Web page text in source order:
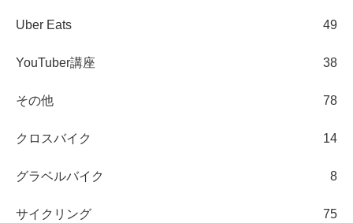
Uber Eats 49
YouTuber講座 38
その他 78
クロスバイク 14
グラベルバイク 8
サイクリング 75